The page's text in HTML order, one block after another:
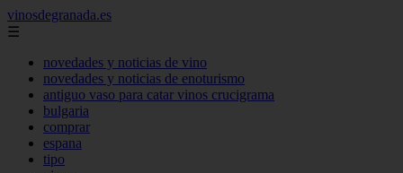
vinosdegranada.es
☰
novedades y noticias de vino
novedades y noticias de enoturismo
antiguo vaso para catar vinos crucigrama
bulgaria
comprar
espana
tipo